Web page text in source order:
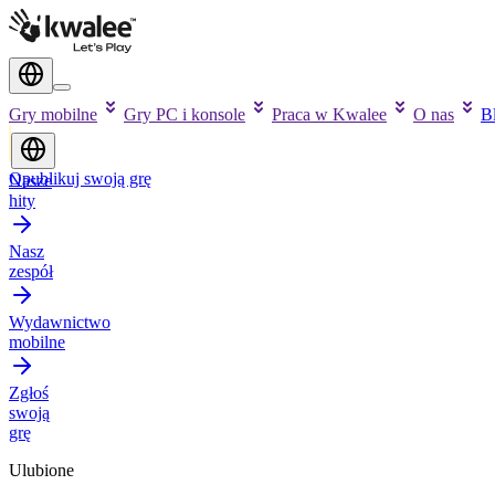
Gry mobilne Gry PC i konsole Praca w Kwalee O nas
Opublikuj swoją grę
Nasze
hity
Nasz
zespół
Wydawnictwo
mobilne
Zgłoś
swoją
grę
Ulubione